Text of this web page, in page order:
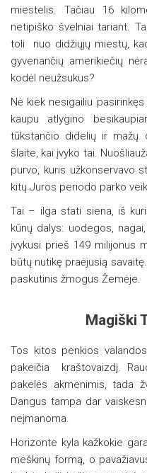
miestelis. Tačiau 16
netipiško švelniai tariant.
toli nuo didžiųjų miestų,
gyvenančių amerikiečių
kodėl neužsukus?
Nė kiek nesigailiu
kaupu atlygino
tūkstančio didelių ir mažų
šlaite, kai įvyko tai.
purvo, kuris užkonservavo
kitų Juros periodo parko
Tai – ilga stati siena, iš
kūnų dalys: uodegos,
įvykusi prieš 149 milijonus
būtų nutikę praėjusią
paskutinis žmogus Žemėje.
Magiški
Tos kitos penkios
pakeičia kraštovaizdį.
pakelės akmenimis, tada
Dangus tampa dar
neįmanoma.
Horizonte kyla kažkokie
meškinų formą, o